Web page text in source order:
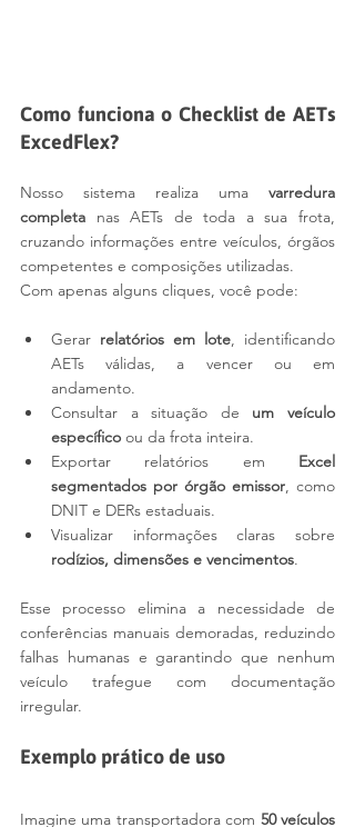
Como funciona o Checklist de AETs
ExcedFlex?
Nosso sistema realiza uma varredura
completa nas AETs de toda a sua frota,
cruzando informações entre veículos, órgãos
competentes e composições utilizadas.
Com apenas alguns cliques, você pode:
Gerar relatórios em lote, identificando
AETs válidas, a vencer ou em
andamento.
Consultar a situação de um veículo
específico ou da frota inteira.
Exportar relatórios em Excel
segmentados por órgão emissor, como
DNIT e DERs estaduais.
rodízios, dimensões e vencimentos.
Esse processo elimina a necessidade de
conferências manuais demoradas, reduzindo
falhas humanas e garantindo que nenhum
veículo trafegue com documentação
irregular.
Exemplo prático de uso
Imagine uma transportadora com 50 veículos